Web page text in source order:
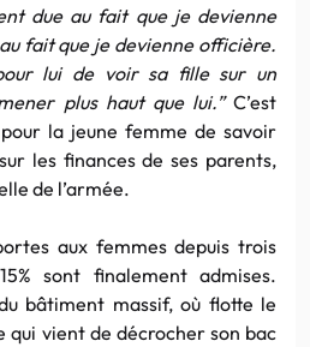
due au fait que je devienne
fait que je devienne officière.
lui de voir sa fille sur un
plus haut que lui.” C’est
la jeune femme de savoir
les finances de ses parents,
de l’armée.
aux femmes depuis trois
sont finalement admises.
bâtiment massif, où flotte le
qui vient de décrocher son bac